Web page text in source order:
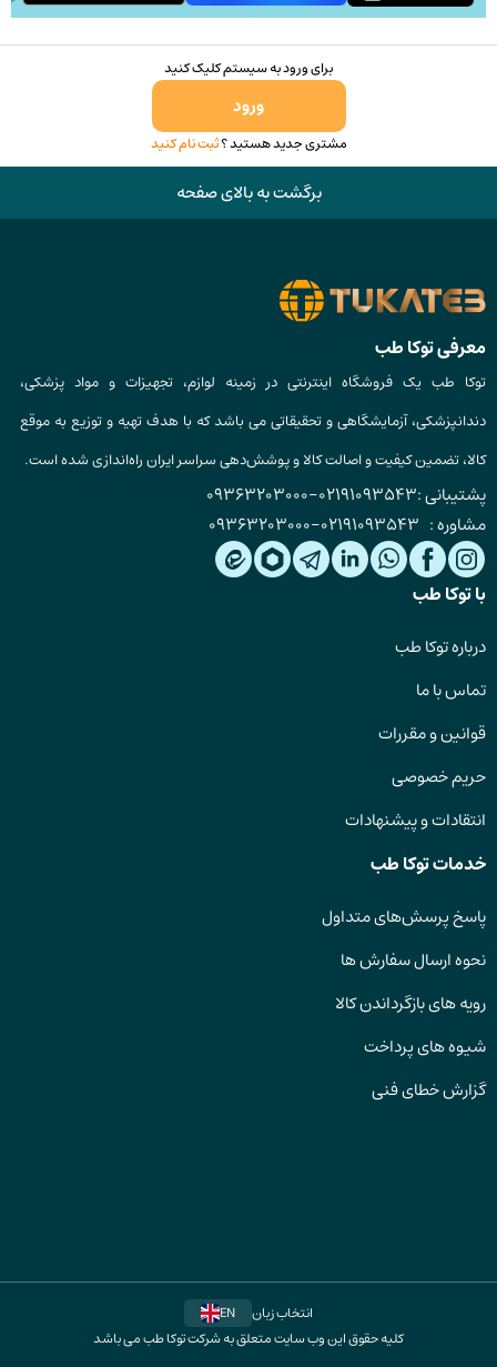
برای ورود به سیستم کلیک کنید
ورود
مشتری جدید هستید ؟ثبت نام کنید
برگشت به بالای صفحه
معرفی توکا طب
توکا طب یک فروشگاه اینترنتی در زمینه لوازم، تجهیزات و مواد پزشکی،
دندانپزشکی، آزمایشگاهی و تحقیقاتی می باشد که با هدف تهیه و توزیع به موقع
کالا، تضمین کیفیت و اصالت کالا و پوشش‌دهی سراسر ایران راه‌اندازی شده است.
پشتیبانی :02191093543
-
09363203000
مشاوره : 02191093543
-
09363203000
با توکا طب
درباره توکا طب
تماس با ما
قوانین و مقررات
حریم خصوصی
انتقادات و پیشنهادات
خدمات توکا طب
پاسخ پرسش‌های متداول
نحوه ارسال سفارش ها
رویه های بازگرداندن کالا
شیوه های پرداخت
گزارش خطای فنی
انتخاب زبان
EN
کلیه حقوق این وب سایت متعلق به شرکت توکا طب می باشد